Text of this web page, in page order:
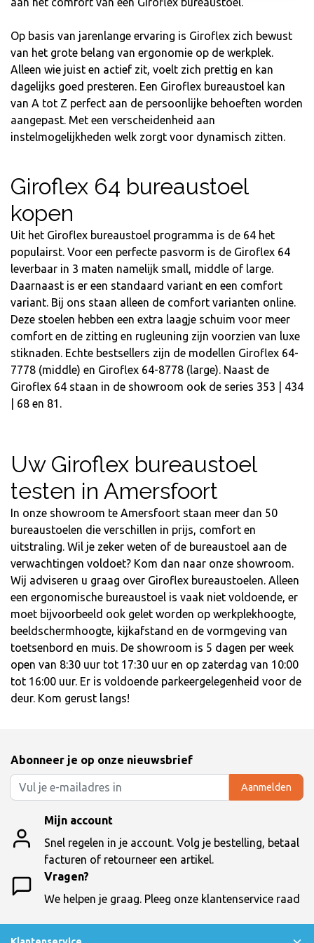
Op basis van jarenlange ervaring is Giroflex zich bewust
van het grote belang van ergonomie op de werkplek.
Alleen wie juist en actief zit, voelt zich prettig en kan
dagelijks goed presteren. Een Giroflex bureaustoel kan
van A tot Z perfect aan de persoonlijke behoeften worden
aangepast. Met een verscheidenheid aan
instelmogelijkheden welk zorgt voor dynamisch zitten.
Giroflex 64 bureaustoel
kopen
Uit het Giroflex bureaustoel programma is de 64 het
populairst. Voor een perfecte pasvorm is de Giroflex 64
leverbaar in 3 maten namelijk small, middle of large.
Daarnaast is er een standaard variant en een comfort
variant. Bij ons staan alleen de comfort varianten online.
Deze stoelen hebben een extra laagje schuim voor meer
comfort en de zitting en rugleuning zijn voorzien van luxe
stiknaden. Echte bestsellers zijn de modellen Giroflex 64-
7778 (middle) en Giroflex 64-8778 (large). Naast de
Giroflex 64 staan in de showroom ook de series 353 | 434
| 68 en 81.
Uw Giroflex bureaustoel
testen in Amersfoort
In onze showroom te Amersfoort staan meer dan 50
bureaustoelen die verschillen in prijs, comfort en
uitstraling. Wil je zeker weten of de bureaustoel aan de
verwachtingen voldoet? Kom dan naar onze showroom.
Wij adviseren u graag over Giroflex bureaustoelen. Alleen
een ergonomische bureaustoel is vaak niet voldoende, er
moet bijvoorbeeld ook gelet worden op werkplekhoogte,
beeldschermhoogte, kijkafstand en de vormgeving van
toetsenbord en muis. De showroom is 5 dagen per week
open van 8:30 uur tot 17:30 uur en op zaterdag van 10:00
tot 16:00 uur. Er is voldoende parkeergelegenheid voor de
deur. Kom gerust langs!
Abonneer je op onze nieuwsbrief
Aanmelden
Mijn account
Snel regelen in je account. Volg je bestelling, betaal
facturen of retourneer een artikel.
Vragen?
We helpen je graag. Pleeg onze klantenservice raad